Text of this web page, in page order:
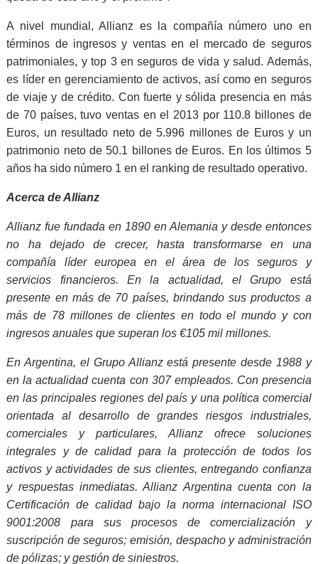
A nivel mundial, Allianz es la compañía número uno en
términos de ingresos y ventas en el mercado de seguros
patrimoniales, y top 3 en seguros de vida y salud. Además,
es líder en gerenciamiento de activos, así como en seguros
de viaje y de crédito. Con fuerte y sólida presencia en más
de 70 países, tuvo ventas en el 2013 por 110.8 billones de
Euros, un resultado neto de 5.996 millones de Euros y un
patrimonio neto de 50.1 billones de Euros. En los últimos 5
años ha sido número 1 en el ranking de resultado operativo.
Acerca de Allianz
Allianz fue fundada en 1890 en Alemania y desde entonces
no ha dejado de crecer, hasta transformarse en una
compañía líder europea en el área de los seguros y
servicios financieros. En la actualidad, el Grupo está
presente en más de 70 países, brindando sus productos a
más de 78 millones de clientes en todo el mundo y con
ingresos anuales que superan los €105 mil millones.
En Argentina, el Grupo Allianz está presente desde 1988 y
en la actualidad cuenta con 307 empleados. Con presencia
en las principales regiones del país y una política comercial
orientada al desarrollo de grandes riesgos industriales,
comerciales y particulares, Allianz ofrece soluciones
integrales y de calidad para la protección de todos los
activos y actividades de sus clientes, entregando confianza
y respuestas inmediatas. Allianz Argentina cuenta con la
Certificación de calidad bajo la norma internacional ISO
9001:2008 para sus procesos de comercialización y
suscripción de seguros; emisión, despacho y administración
de pólizas; y gestión de siniestros.